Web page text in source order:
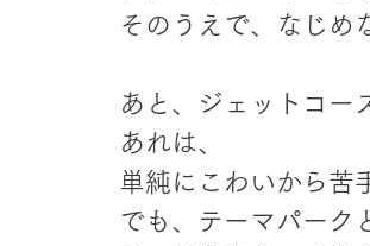
そのうえで、なじめ
あと、ジェットコー
あれは、
単純にこわいから苦
でも、テーマパーク